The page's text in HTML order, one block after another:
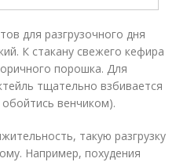
для разгрузочного дня
К стакану свежего кефира
порошка. Для
тщательно взбивается
венчиком).
такую разгрузку
Например, похудения